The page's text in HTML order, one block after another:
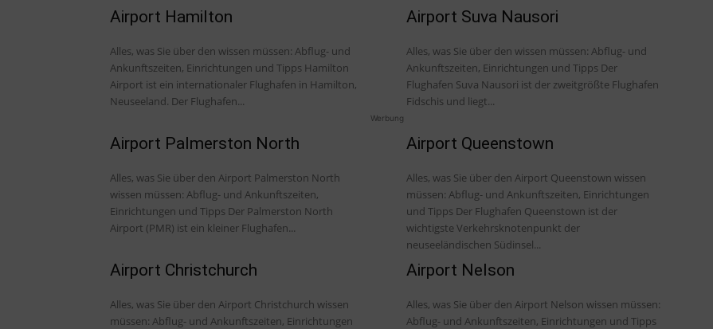
Airport Hamilton
Alles, was Sie über den wissen müssen: Abflug- und
Ankunftszeiten, Einrichtungen und Tipps Hamilton
Airport ist ein internationaler Flughafen in Hamilton,
Neuseeland. Der Flughafen...
Airport Suva Nausori
Alles, was Sie über den wissen müssen: Abflug- und
Ankunftszeiten, Einrichtungen und Tipps Der
Flughafen Suva Nausori ist der zweitgrößte Flughafen
Fidschis und liegt...
Werbung
Airport Palmerston North
Alles, was Sie über den Airport Palmerston North
wissen müssen: Abflug- und Ankunftszeiten,
Einrichtungen und Tipps Der Palmerston North
Airport (PMR) ist ein kleiner Flughafen...
Airport Queenstown
Alles, was Sie über den Airport Queenstown wissen
müssen: Abflug- und Ankunftszeiten, Einrichtungen
und Tipps Der Flughafen Queenstown ist der
wichtigste Verkehrsknotenpunkt der
neuseeländischen Südinsel...
Airport Christchurch
Alles, was Sie über den Airport Christchurch wissen
müssen: Abflug- und Ankunftszeiten, Einrichtungen
Airport Nelson
Alles, was Sie über den Airport Nelson wissen müssen:
Abflug- und Ankunftszeiten, Einrichtungen und Tipps